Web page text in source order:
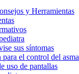
y Herramientas
sus síntomas
para el control del asma
uso de pantallas